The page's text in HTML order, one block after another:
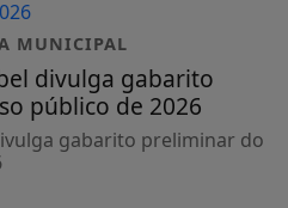
MUNICIPAL
divulga gabarito
público de 2026
gabarito preliminar do